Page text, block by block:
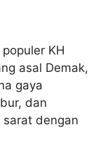
KH
asal Demak,
gaya
dan
dengan